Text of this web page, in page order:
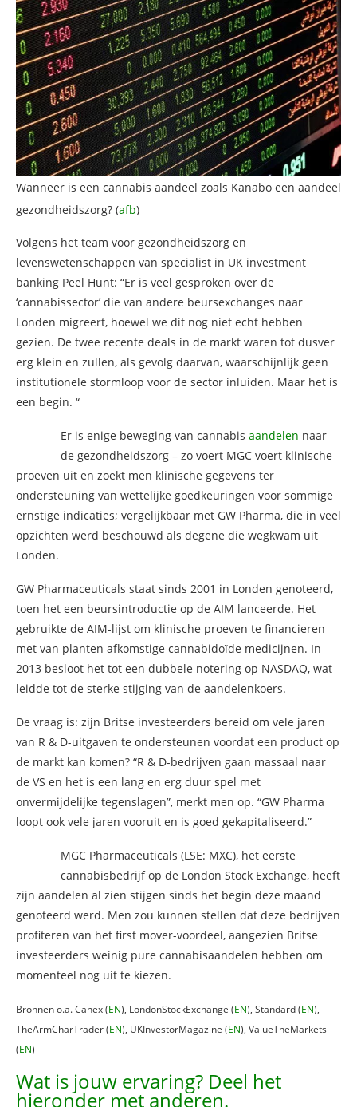
Wanneer is een cannabis aandeel zoals Kanabo een aandeel
gezondheidszorg? (afb)
Volgens het team voor gezondheidszorg en
levenswetenschappen van specialist in UK investment
banking Peel Hunt: “Er is veel gesproken over de
‘cannabissector’ die van andere beursexchanges naar
Londen migreert, hoewel we dit nog niet echt hebben
gezien. De twee recente deals in de markt waren tot dusver
erg klein en zullen, als gevolg daarvan, waarschijnlijk geen
institutionele stormloop voor de sector inluiden. Maar het is
een begin. “
Er is enige beweging van cannabis aandelen naar
de gezondheidszorg – zo voert MGC voert klinische
proeven uit en zoekt men klinische gegevens ter
ondersteuning van wettelijke goedkeuringen voor sommige
ernstige indicaties; vergelijkbaar met GW Pharma, die in veel
opzichten werd beschouwd als degene die wegkwam uit
Londen.
GW Pharmaceuticals staat sinds 2001 in Londen genoteerd,
toen het een beursintroductie op de AIM lanceerde. Het
gebruikte de AIM-lijst om klinische proeven te financieren
met van planten afkomstige cannabidoïde medicijnen. In
2013 besloot het tot een dubbele notering op NASDAQ, wat
leidde tot de sterke stijging van de aandelenkoers.
De vraag is: zijn Britse investeerders bereid om vele jaren
van R & D-uitgaven te ondersteunen voordat een product op
de markt kan komen? “R & D-bedrijven gaan massaal naar
de VS en het is een lang en erg duur spel met
onvermijdelijke tegenslagen”, merkt men op. “GW Pharma
loopt ook vele jaren vooruit en is goed gekapitaliseerd.”
MGC Pharmaceuticals (LSE: MXC), het eerste
cannabisbedrijf op de London Stock Exchange, heeft
zijn aandelen al zien stijgen sinds het begin deze maand
genoteerd werd. Men zou kunnen stellen dat deze bedrijven
profiteren van het first mover-voordeel, aangezien Britse
investeerders weinig pure cannabisaandelen hebben om
momenteel nog uit te kiezen.
Bronnen o.a. Canex (EN), LondonStockExchange (EN), Standard (EN),
TheArmCharTrader (EN), UKInvestorMagazine (EN), ValueTheMarkets
(EN)
Wat is jouw ervaring? Deel het
hieronder met anderen.